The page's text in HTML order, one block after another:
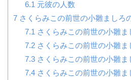
6.1 元彼の人数
7 さくらみこの前世の小雛ましろ
7.1 さくらみこの前世の小雛ま
7.2さくらみこの前世の小雛ま
7.3さくらみこの前世の小雛ま
7.4さくらみこの前世の小雛ま